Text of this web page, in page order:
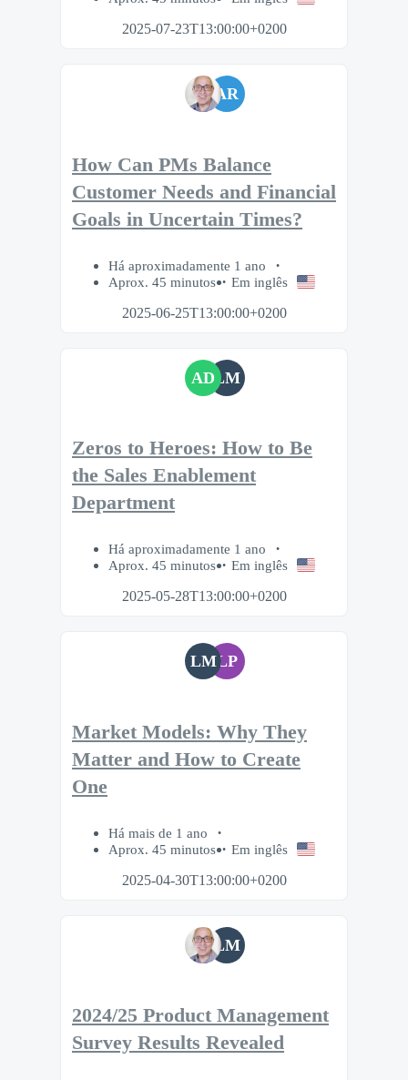
2025-07-23T13:00:00+0200
AR
How Can PMs Balance
Customer Needs and Financial
Goals in Uncertain Times?
Há aproximadamente 1 ano
Aprox. 45 minutos
Em inglês
2025-06-25T13:00:00+0200
ADLM
Zeros to Heroes: How to Be
the Sales Enablement
Department
Há aproximadamente 1 ano
Aprox. 45 minutos
Em inglês
2025-05-28T13:00:00+0200
LMLP
Market Models: Why They
Matter and How to Create
One
Há mais de 1 ano
Aprox. 45 minutos
Em inglês
2025-04-30T13:00:00+0200
LM
2024/25 Product Management
Survey Results Revealed